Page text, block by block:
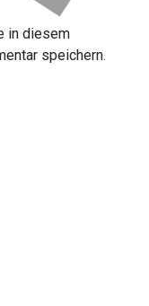
in diesem
speichern.